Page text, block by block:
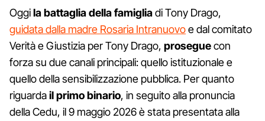
Oggilabattagliadellafamigliadi Tony Drago,
guidata dalla madre Rosaria Intranuovoe dal comitato
Verità e Giustizia per Tony Drago, proseguecon
forza su due canali principali: quello istituzionale e
quello della sensibilizzazione pubblica. Per quanto
riguardailprimobinario, in seguito alla pronuncia
della Cedu, il 9 maggio 2026 è stata presentata alla